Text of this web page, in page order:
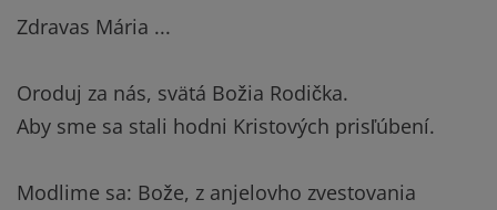
Zdravas Mária ...
Oroduj za nás, svätá Božia Rodička.
Aby sme sa stali hodni Kristových prisľúbení.
Modlime sa: Bože, z anjelovho zvestovania